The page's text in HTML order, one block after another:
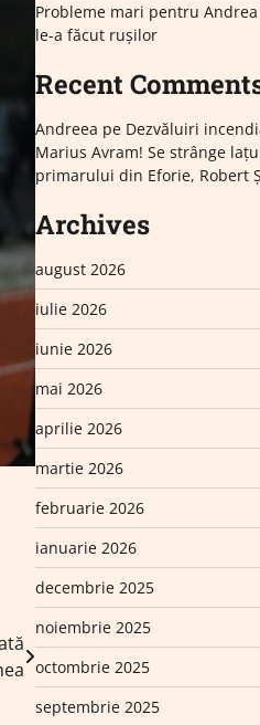
Probleme mari pentru
le-a făcut rușilor
Recent
Andreea pe Dezvăluiri
Marius Avram! Se strânge
primarului din Eforie, Robert
Archives
august 2026
iulie 2026
iunie 2026
mai 2026
aprilie 2026
martie 2026
februarie 2026
ianuarie 2026
decembrie 2025
noiembrie 2025
octombrie 2025
septembrie 2025